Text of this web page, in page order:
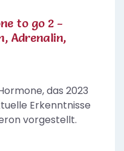
to go 2 -
Adrenalin,
das 2023
Erkenntnisse
vorgestellt.